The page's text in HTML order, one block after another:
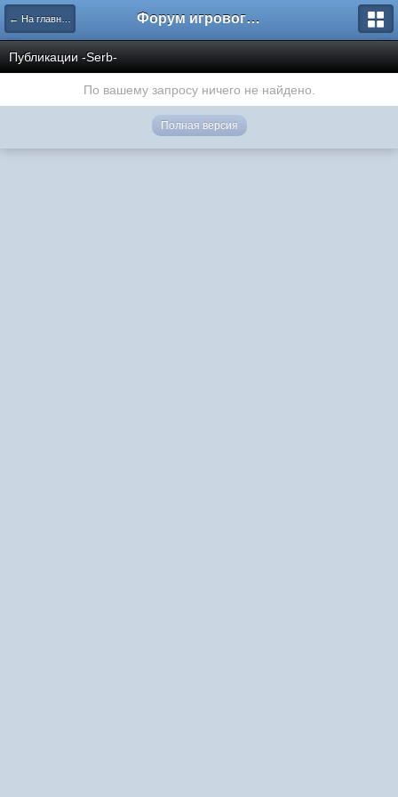
← На главную Форум игрового проекта Riverrise
Публикации -Serb-
По вашему запросу ничего не найдено.
Полная версия